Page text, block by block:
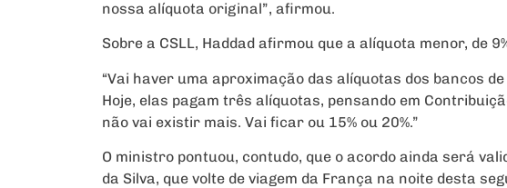
nossa alíquota original”, afirmou.
Sobre a CSLL, Haddad afirmou que a alíquota menor, de
“Vai haver uma aproximação das alíquotas dos bancos
Hoje, elas pagam três alíquotas, pensando em
não vai existir mais. Vai ficar ou 15% ou 20%.”
O ministro pontuou, contudo, que o acordo ainda será
da Silva, que volte de viagem da França na noite desta